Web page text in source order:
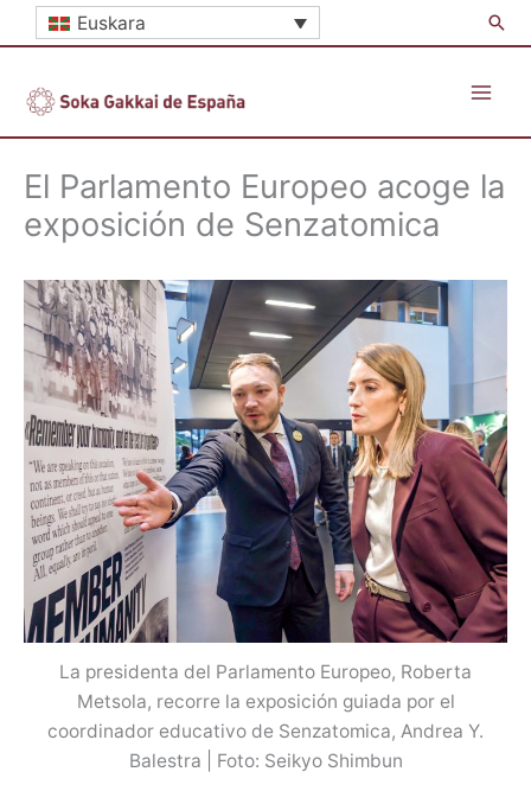
to
Euskara
El Parlamento Europeo acoge la
exposición de Senzatomica
La presidenta del Parlamento Europeo, Roberta
Metsola, recorre la exposición guiada por el
coordinador educativo de Senzatomica, Andrea Y.
Balestra | Foto: Seikyo Shimbun